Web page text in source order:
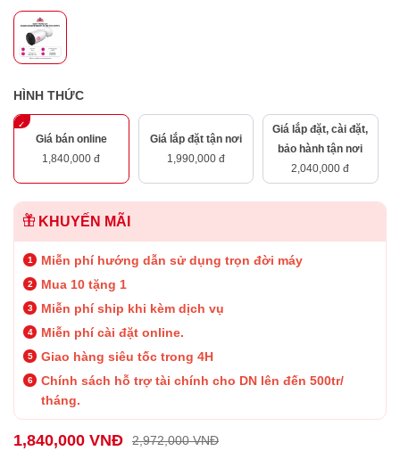
HÌNH THỨC
Giá bán online
1,840,000 đ
Giá lắp đặt tận nơi
1,990,000 đ
Giá lắp đặt, cài đặt,
bảo hành tận nơi
2,040,000 đ
KHUYẾN MÃI
Miễn phí hướng dẫn sử dụng trọn đời máy
Mua 10 tặng 1
Miễn phí ship khi kèm dịch vụ
Miễn phí cài đặt online.
Giao hàng siêu tốc trong 4H
Chính sách hỗ trợ tài chính cho DN lên đến 500tr/
tháng.
1,840,000 VNĐ 2,972,000 VNĐ